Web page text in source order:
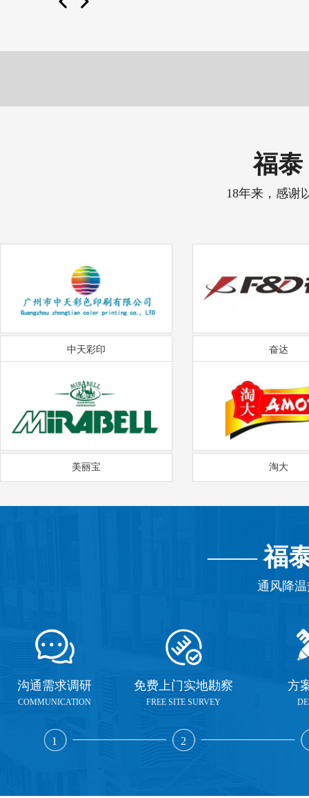
福泰
18年来，感谢
中天彩印 奋达
美丽宝 淘大
——福
通风降
沟通需求调研
COMMUNICATION
1
免费上门实地勘察
FREE SITE SURVEY
2
方